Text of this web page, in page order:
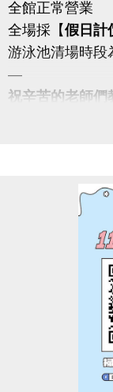
全館正常營業
全場採【假日計
游泳池清場時段
—
祝辛苦的老師們
若有相關問題